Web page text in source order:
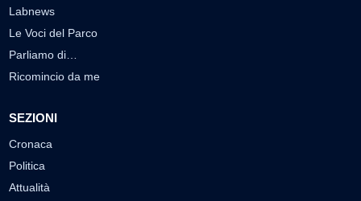
Labnews
Le Voci del Parco
Parliamo di…
Ricomincio da me
SEZIONI
Cronaca
Politica
Attualità